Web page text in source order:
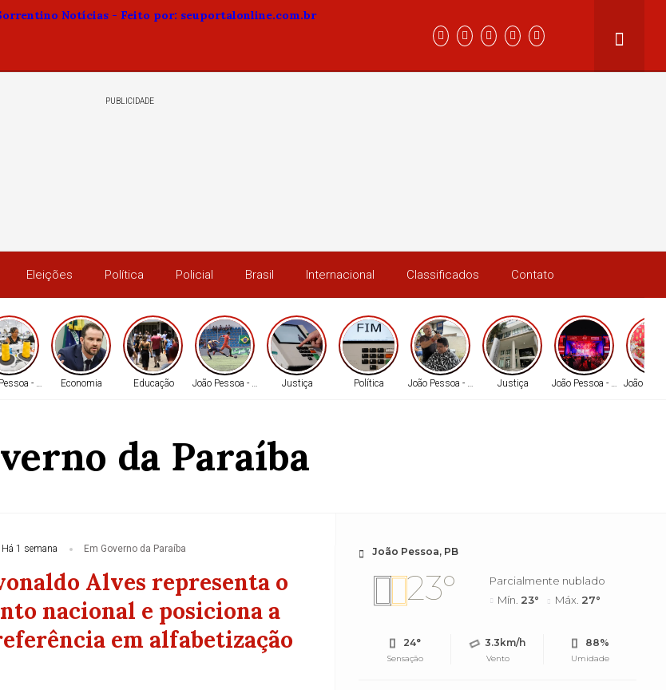
PUBLICIDADE
Eleições Política Policial Brasil Internacional Classificados Contato
- PB Economia Educação João Pessoa - PB Justiça Política João Pessoa - PB Justiça João Pessoa - PB João
da Paraíba
Há 1 semana Em Governo da Paraíba
Alves representa o
nacional e posiciona a
em alfabetização
João Pessoa, PB
23°
Parcialmente nublado
Mín. 23° Máx. 27°
24°
Sensação
3.3km/h
Vento
88%
Umidade